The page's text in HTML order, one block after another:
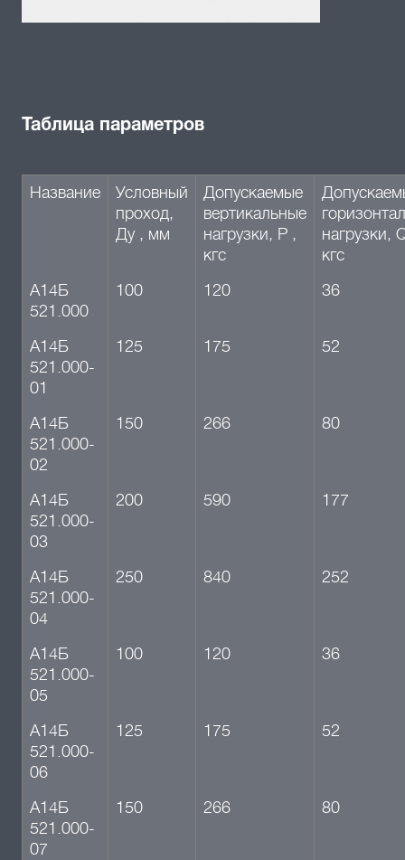
Таблица параметров
Название
Условный
проход,
Ду , мм
Допускаемые
вертикальные
нагрузки, P ,
кгс
нагрузки,
кгс
А14Б
521.000
100 120 36
А14Б
521.000-
01
125 175 52
А14Б
521.000-
02
150 266 80
А14Б
521.000-
03
200 590 177
А14Б
521.000-
04
250 840 252
А14Б
521.000-
05
100 120 36
А14Б
521.000-
06
125 175 52
А14Б
521.000-
07
150 266 80